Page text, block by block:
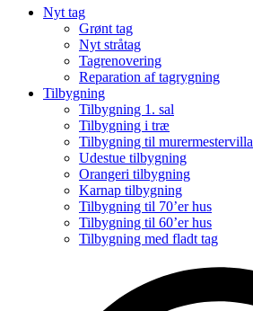
Nyt tag
Grønt tag
Nyt stråtag
Tagrenovering
Reparation af tagrygning
Tilbygning
Tilbygning 1. sal
Tilbygning i træ
Tilbygning til murermestervilla
Udestue tilbygning
Orangeri tilbygning
Karnap tilbygning
Tilbygning til 70’er hus
Tilbygning til 60’er hus
Tilbygning med fladt tag